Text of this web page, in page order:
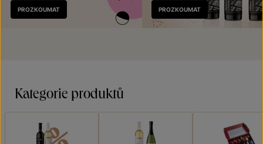
Nově
v prodeji
PROZKOUMAT PROZKOUMAT
Kategorie produktů